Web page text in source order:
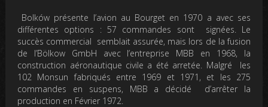
Bolków présente l’avion au Bourget en 1970 a avec ses
différentes options : 57 commandes sont signées. Le
succès commercial semblait assurée, mais lors de la fusion
de l’Bölkow GmbH avec l’entreprise MBB en 1968, la
construction aéronautique civile a été arretée. Malgré les
102 Monsun fabriqués entre 1969 et 1971, et les 275
commandes en suspens, MBB a décidé d’arrêter la
production en Février 1972.